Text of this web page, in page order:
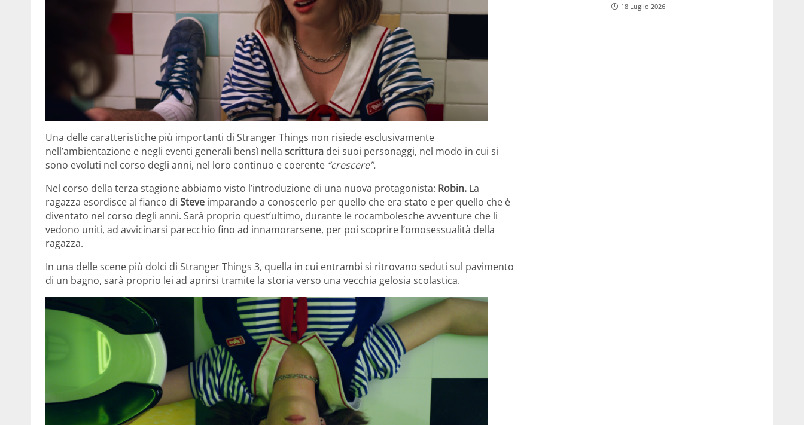
Una delle caratteristiche più importanti di Stranger Things non risiede esclusivamente
nell’ambientazione e negli eventi generali bensì nella scrittura dei suoi personaggi, nel modo in cui si
sono evoluti nel corso degli anni, nel loro continuo e coerente “crescere”.
Nel corso della terza stagione abbiamo visto l’introduzione di una nuova protagonista: Robin. La
ragazza esordisce al fianco di Steve imparando a conoscerlo per quello che era stato e per quello che è
diventato nel corso degli anni. Sarà proprio quest’ultimo, durante le rocambolesche avventure che li
vedono uniti, ad avvicinarsi parecchio fino ad innamorarsene, per poi scoprire l’omosessualità della
ragazza.
In una delle scene più dolci di Stranger Things 3, quella in cui entrambi si ritrovano seduti sul pavimento
di un bagno, sarà proprio lei ad aprirsi tramite la storia verso una vecchia gelosia scolastica.
18 Luglio 2026